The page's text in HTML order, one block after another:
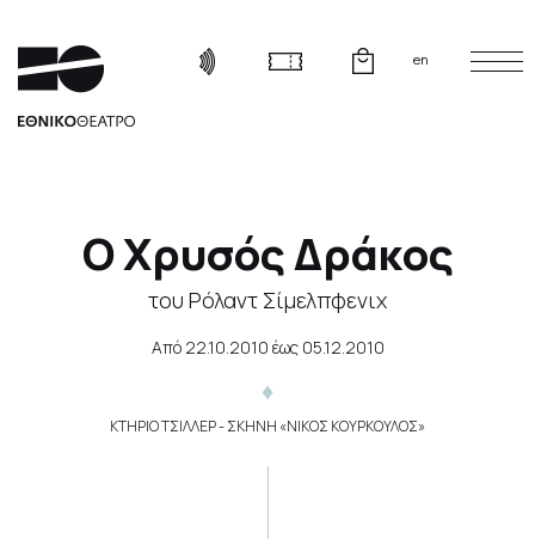
en
Ο Χρυσός Δράκος
του Ρόλαντ Σίμελπφενιχ
Από 22.10.2010 έως 05.12.2010
ΚΤΗΡΙΟ ΤΣΙΛΛΕΡ - ΣΚΗΝΗ «ΝΙΚΟΣ ΚΟΥΡΚΟΥΛΟΣ»